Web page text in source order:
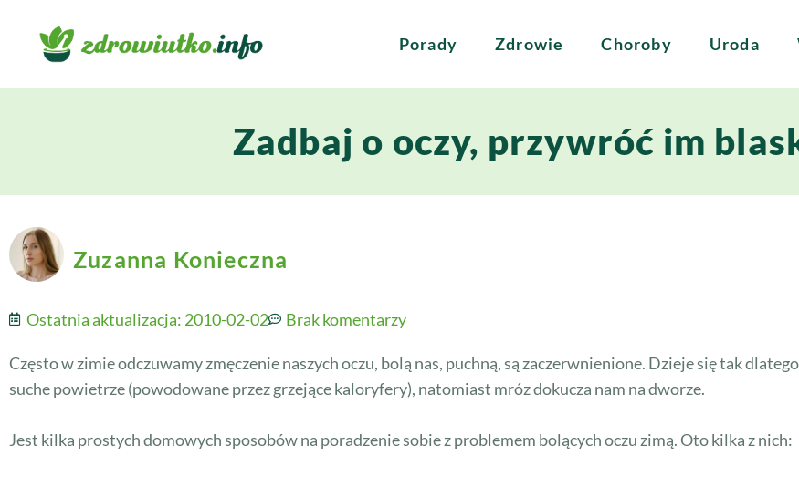
Porady Zdrowie Choroby Uroda
Zadbaj o oczy, przywróć im
Zuzanna Konieczna
Ostatnia aktualizacja: 2010-02-02 Brak komentarzy
Często w zimie odczuwamy zmęczenie naszych oczu, bolą nas, puchną, są zaczerwnienione. Dzieje się tak
suche powietrze (powodowane przez grzejące kaloryfery), natomiast mróz dokucza nam na dworze.
Jest kilka prostych domowych sposobów na poradzenie sobie z problemem bolących oczu zimą. Oto kilka z nich: